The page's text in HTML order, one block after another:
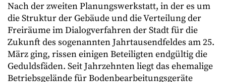
Nach der zweiten Planungswerkstatt, in der es um
die Struktur der Gebäude und die Verteilung der
Freiräume im Dialogverfahren der Stadt für die
Zukunft des sogenannten Jahrtausendfeldes am 25.
März ging, rissen einigen Beteiligten endgültig die
Geduldsfäden. Seit Jahrzehnten liegt das ehemalige
Betriebsgelände für Bodenbearbeitungsgeräte